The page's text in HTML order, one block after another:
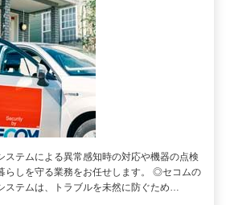
ステムによる異常感知時の対応や機器の点検
らしを守る業務をお任せします。 ◎セコムの
ステムは、トラブルを未然に防ぐため…